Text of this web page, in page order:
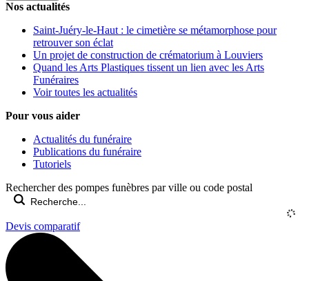
Nos actualités
Saint-Juéry-le-Haut : le cimetière se métamorphose pour
retrouver son éclat
Un projet de construction de crématorium à Louviers
Quand les Arts Plastiques tissent un lien avec les Arts
Funéraires
Voir toutes les actualités
Pour vous aider
Actualités du funéraire
Publications du funéraire
Tutoriels
Rechercher des pompes funèbres par ville ou code postal
Devis comparatif